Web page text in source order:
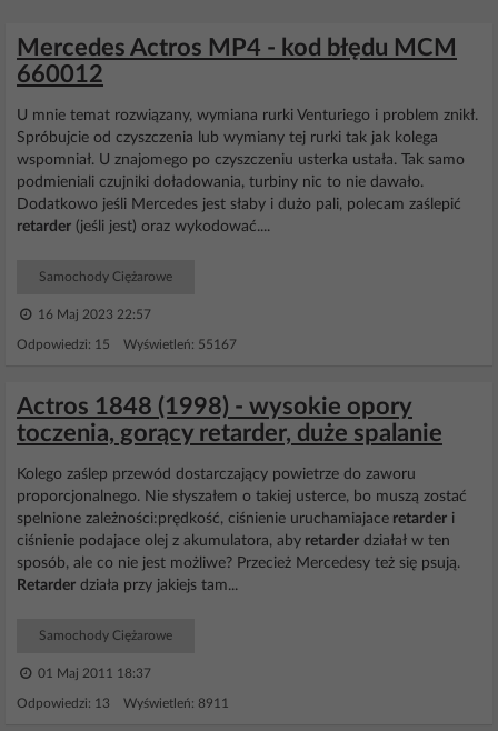
Mercedes Actros MP4 - kod błędu MCM
660012
U mnie temat rozwiązany, wymiana rurki Venturiego i problem znikł.
Spróbujcie od czyszczenia lub wymiany tej rurki tak jak kolega
wspomniał. U znajomego po czyszczeniu usterka ustała. Tak samo
podmieniali czujniki doładowania, turbiny nic to nie dawało.
Dodatkowo jeśli Mercedes jest słaby i dużo pali, polecam zaślepić
retarder (jeśli jest) oraz wykodować....
Samochody Ciężarowe
16 Maj 2023 22:57
Odpowiedzi: 15 Wyświetleń: 55167
Actros 1848 (1998) - wysokie opory
toczenia, gorący retarder, duże spalanie
Kolego zaślep przewód dostarczający powietrze do zaworu
proporcjonalnego. Nie słyszałem o takiej usterce, bo muszą zostać
spelnione zależności:prędkość, ciśnienie uruchamiajace retarder i
ciśnienie podajace olej z akumulatora, aby retarder działał w ten
sposób, ale co nie jest możliwe? Przecież Mercedesy też się psują.
Retarder działa przy jakiejs tam...
Samochody Ciężarowe
01 Maj 2011 18:37
Odpowiedzi: 13 Wyświetleń: 8911